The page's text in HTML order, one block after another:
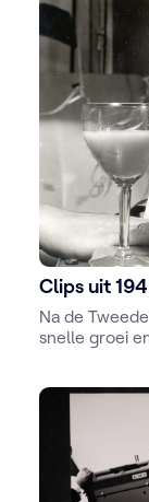
collaboratie
Clips uit
Na de
snelle groei